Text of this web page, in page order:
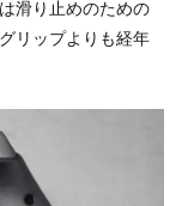
滑り止めのための
リップよりも経年